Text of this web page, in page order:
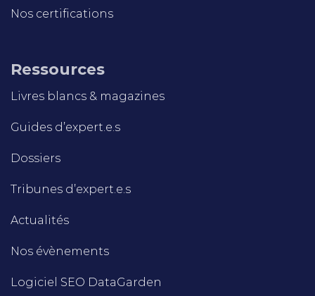
Nos certifications
Ressources
Livres blancs & magazines
Guides d’expert.e.s
Dossiers
Tribunes d’expert.e.s
Actualités
Nos évènements
Logiciel SEO DataGarden